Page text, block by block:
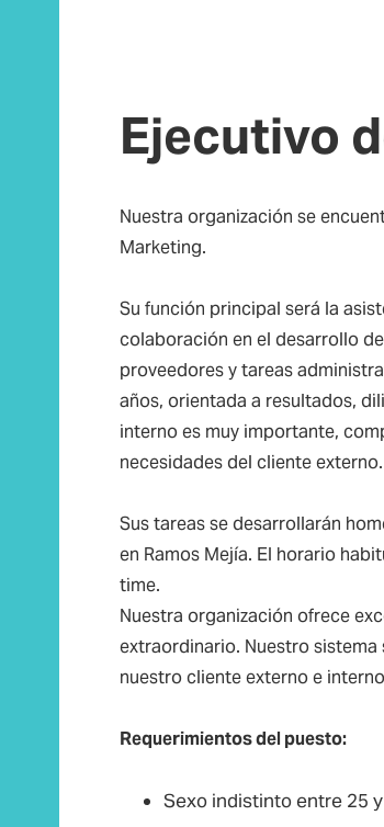
Ejecutivo
Nuestra organización se
Marketing.
Su función principal será la
colaboración en el desarrollo
proveedores y tareas
años, orientada a resultados,
interno es muy importante,
necesidades del cliente externo.
Sus tareas se desarrollarán
en Ramos Mejía. El horario
time.
Nuestra organización ofrece
extraordinario. Nuestro
nuestro cliente externo e
Requerimientos del puesto:
Sexo indistinto entre 25